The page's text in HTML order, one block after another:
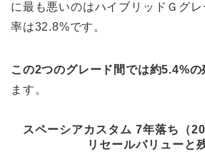
に最も悪いのはハイブリッドＧグ
率は32.8%です。
この2つのグレード間では約5.4%の
ます。
スペーシアカスタム 7年落ち（
リセールバリューと